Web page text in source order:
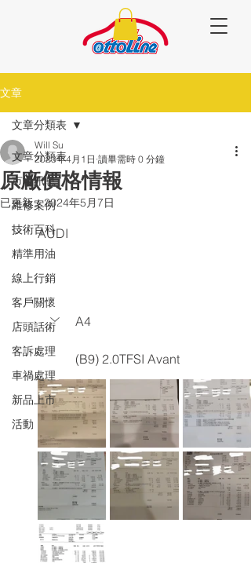
文章
文章分類表
市場訊息
維修案例
技術百科
精準用油
線上行銷
客戶關懷
店頭話術
客訴處理
車禍處理
新品上市
活動
文章分類表
原廠價格情報
Will Su
2023年4月1日 讀畢需時 0 分鐘
已更新：2024年5月7日
AUDI
A4
(B9) 2.0TFSI Avant